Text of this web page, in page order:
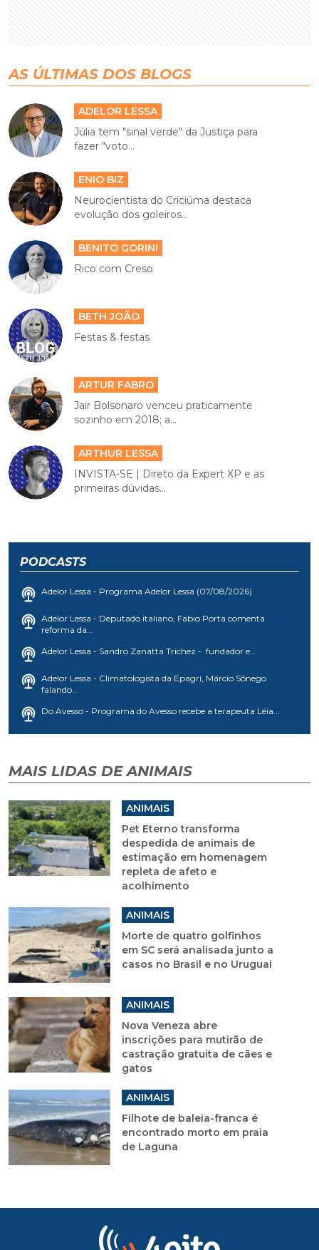
AS ÚLTIMAS DOS BLOGS
ADELOR LESSA
Júlia tem "sinal verde" da Justiça para
fazer "voto...
ENIO BIZ
Neurocientista do Criciúma destaca
evolução dos goleiros...
BENITO GORINI
Rico com Creso
BETH JOÃO
Festas & festas
ARTUR FABRO
Jair Bolsonaro venceu praticamente
sozinho em 2018; a...
ARTHUR LESSA
INVISTA-SE | Direto da Expert XP e as
primeiras dúvidas...
PODCASTS
Adelor Lessa - Programa Adelor Lessa (07/08/2026)
Adelor Lessa - Deputado italiano, Fabio Porta comenta
reforma da...
Adelor Lessa - Sandro Zanatta Trichez - fundador e...
Adelor Lessa - Climatologista da Epagri, Márcio Sônego
falando...
Do Avesso - Programa do Avesso recebe a terapeuta Léia...
MAIS LIDAS DE ANIMAIS
ANIMAIS
Pet Eterno transforma
despedida de animais de
estimação em homenagem
repleta de afeto e
acolhimento
ANIMAIS
Morte de quatro golfinhos
em SC será analisada junto a
casos no Brasil e no Uruguai
ANIMAIS
Nova Veneza abre
inscrições para mutirão de
castração gratuita de cães e
gatos
ANIMAIS
Filhote de baleia-franca é
encontrado morto em praia
de Laguna